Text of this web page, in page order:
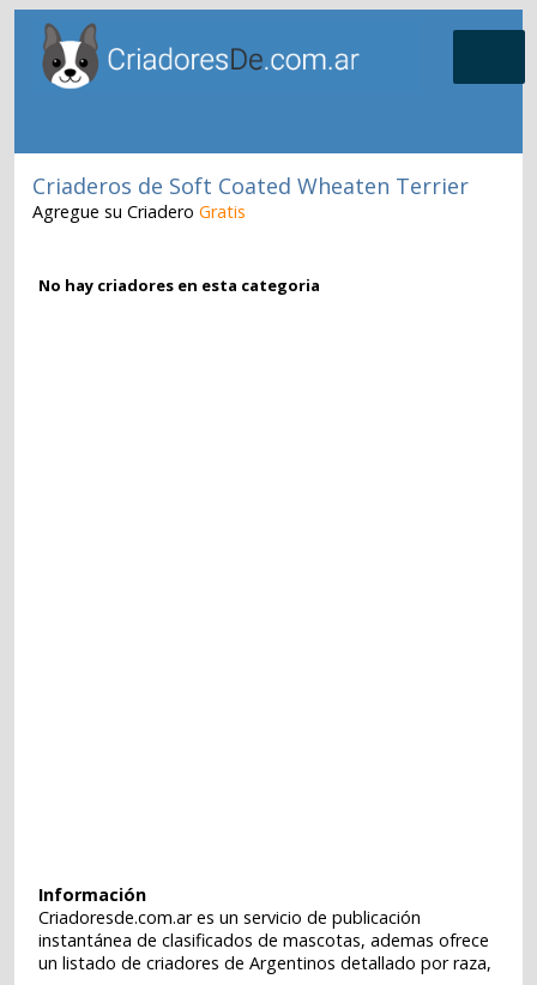
Criaderos de Soft Coated Wheaten Terrier
Agregue su CriaderoGratis
No hay criadores en esta categoria
Información
Criadoresde.com.ar es un servicio de publicación
instantánea de clasificados de mascotas, ademas ofrece
un listado de criadores de Argentinos detallado por raza,